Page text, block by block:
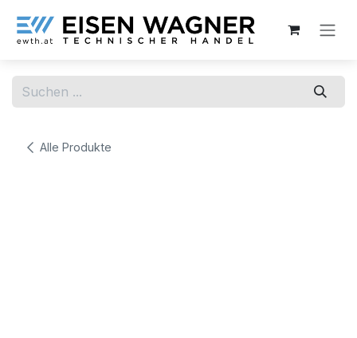
Alle Produkte